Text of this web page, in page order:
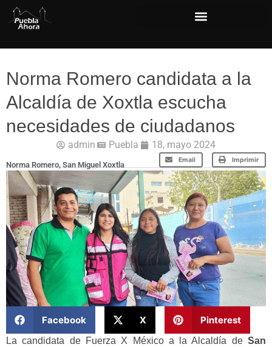
Norma Romero candidata a la
Alcaldía de Xoxtla escucha
necesidades de ciudadanos
admin Puebla 18, mayo 2024
Email Imprimir
Norma Romero, San Miguel Xoxtla
Facebook X Pinterest
La candidata de Fuerza X México a la Alcaldía de San